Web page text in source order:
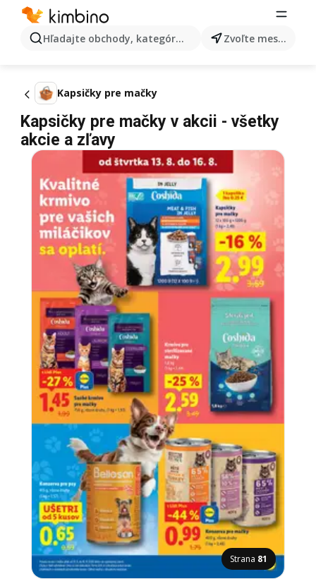
Hľadajte obchody, kategórie, produkty... Zvoľte mesto
Kapsičky pre mačky
Kapsičky pre mačky v akcii - všetky
akcie a zľavy
Strana 81